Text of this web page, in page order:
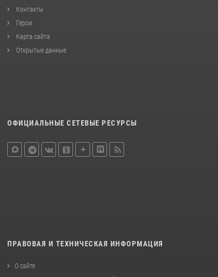
Контакты
Герои
Карта сайта
Открытые данные
ОФИЦИАЛЬНЫЕ СЕТЕВЫЕ РЕСУРСЫ
ПРАВОВАЯ И ТЕХНИЧЕСКАЯ ИНФОРМАЦИЯ
О сайте